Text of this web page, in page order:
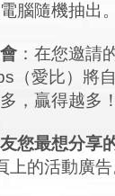
腦隨機抽出
：在您邀請
（愛比）將
，贏得越多！
您最想分享
上的活動廣